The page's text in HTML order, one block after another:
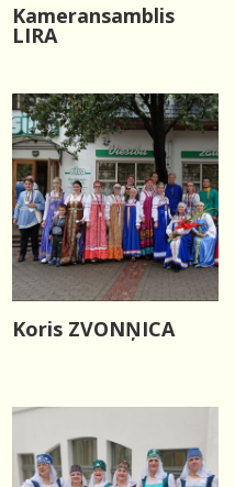
Kameransamblis
LIRA
Koris ZVONŅICA